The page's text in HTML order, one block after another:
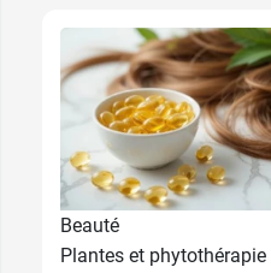
Beauté
Plantes et phytothérapie